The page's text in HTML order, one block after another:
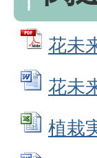
花未
花未
植栽